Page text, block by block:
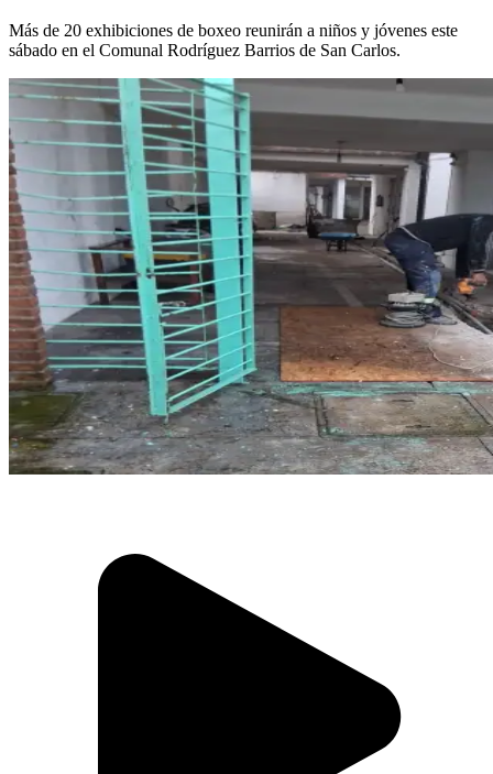
Más de 20 exhibiciones de boxeo reunirán a niños y jóvenes este
sábado en el Comunal Rodríguez Barrios de San Carlos.